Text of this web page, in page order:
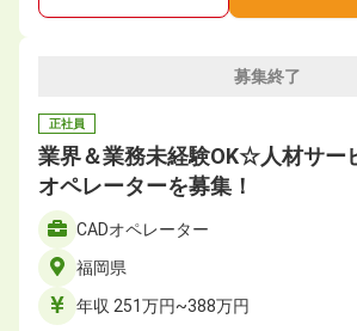
募集終了
正社員
業界＆業務未経験OK☆人材サー
オペレーターを募集！
CADオペレーター
福岡県
年収 251万円~388万円